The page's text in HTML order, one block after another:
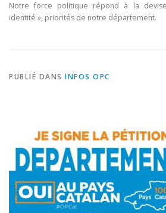
Notre force politique répond à la
identité », priorités de notre département.
PUBLIÉ DANS INFOS OPC